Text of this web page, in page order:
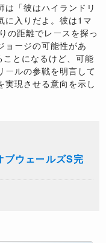
「彼はハイランドリ
に入りだよ。彼は1マ
の距離でレースを探っ
ョージの可能性があ
とになるけど、可能
ールの参戦を明言して
実現させる意向を示し
ブウェールズS完